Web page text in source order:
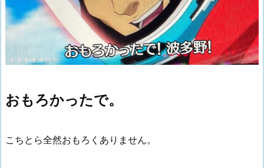
おもろかったで。
こちとら全然おもろくありません。